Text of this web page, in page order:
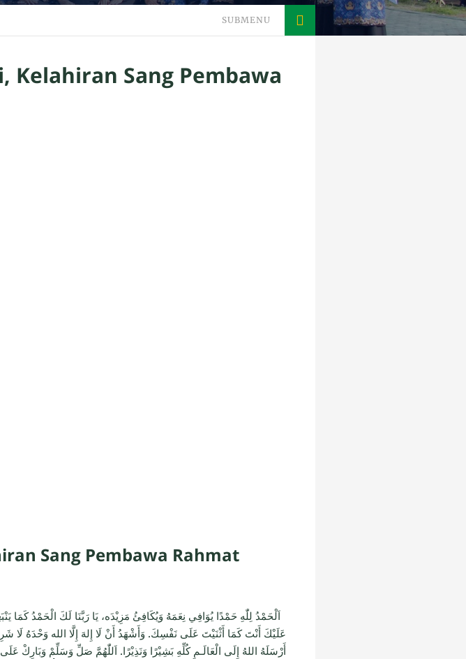
SUBMENU
Kelahiran Sang Pembawa
Sang Pembawa Rahmat
اَلْحَمْدُ لِلّٰهِ حَمْدًا يُوَافِي نِعَمَهُ وَيُكَافِئُ مَزِيْدَه، يَا رَبَّنَا لَكَ الْحَمْدُ
عَلَيْكَ أَنْتَ كَمَا أَثْنَيْتَ عَلَى نَفْسِكَ. وَأَشْهَدُ أَنْ لَا إِلهَ إِلَّا الله وَحْدَهُ
أَرْسَلَهُ اللهُ إِلَى الْعَالَـمِ كُلِّهِ بَشِيْرًا وَنَذِيْرًا. اَللّٰهُمَّ صَلِّ وَسَلِّمْ وَبَارِكْ